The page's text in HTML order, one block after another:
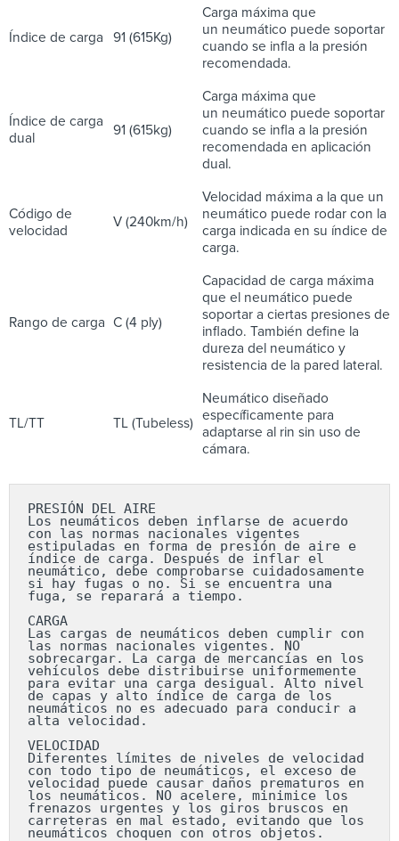
Índice de carga 91 (615Kg)
Carga máxima que
un neumático puede soportar
cuando se infla a la presión
recomendada.
Índice de carga
dual
91 (615kg)
Carga máxima que
un neumático puede soportar
cuando se infla a la presión
recomendada en aplicación
dual.
Código de
velocidad
V (240km/h)
Velocidad máxima a la que un
neumático puede rodar con la
carga indicada en su índice de
carga.
Rango de carga C (4 ply)
Capacidad de carga máxima
que el neumático puede
soportar a ciertas presiones de
inflado. También define la
dureza del neumático y
resistencia de la pared lateral.
TL/TT TL (Tubeless)
Neumático diseñado
específicamente para
adaptarse al rin sin uso de
cámara.
PRESIÓN DEL AIRE
Los neumáticos deben inflarse de acuerdo
con las normas nacionales vigentes
estipuladas en forma de presión de aire e
índice de carga. Después de inflar el
neumático, debe comprobarse cuidadosamente
si hay fugas o no. Si se encuentra una
fuga, se reparará a tiempo.
CARGA
Las cargas de neumáticos deben cumplir con
las normas nacionales vigentes. NO
sobrecargar. La carga de mercancías en los
vehículos debe distribuirse uniformemente
para evitar una carga desigual. Alto nivel
de capas y alto índice de carga de los
neumáticos no es adecuado para conducir a
alta velocidad.
VELOCIDAD
Diferentes límites de niveles de velocidad
con todo tipo de neumáticos, el exceso de
velocidad puede causar daños prematuros en
los neumáticos. NO acelere, minimice los
frenazos urgentes y los giros bruscos en
carreteras en mal estado, evitando que los
neumáticos choquen con otros objetos.